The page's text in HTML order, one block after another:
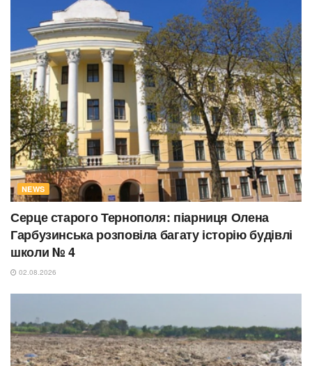
NEWS
Серце старого Тернополя: піарниця Олена
Гарбузинська розповіла багату історію будівлі
школи № 4
02.08.2026